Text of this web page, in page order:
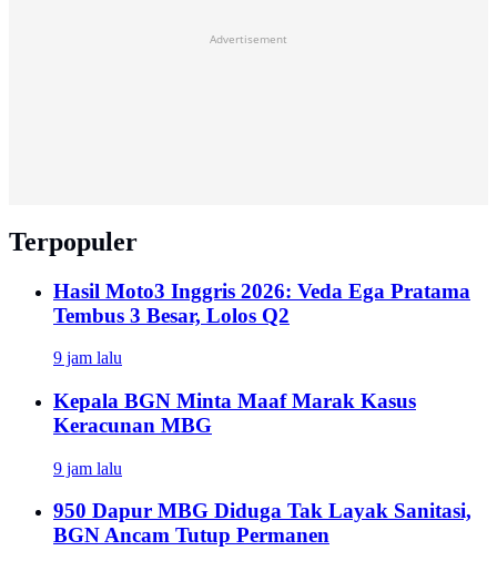
Advertisement
Terpopuler
Hasil Moto3 Inggris 2026: Veda Ega Pratama
Tembus 3 Besar, Lolos Q2
9 jam lalu
Kepala BGN Minta Maaf Marak Kasus
Keracunan MBG
9 jam lalu
950 Dapur MBG Diduga Tak Layak Sanitasi,
BGN Ancam Tutup Permanen